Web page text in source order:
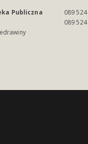
Publiczna
089
089